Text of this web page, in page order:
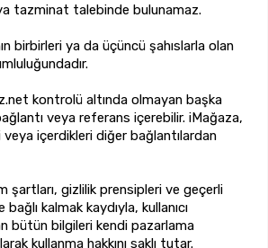
tazminat talebinde bulunamaz.
birbirleri ya da üçüncü şahıslarla olan
kontrolü altında olmayan başka
veya referans içerebilir. iMağaza,
içerdikleri diğer bağlantılardan
şartları, gizlilik prensipleri ve geçerli
kalmak kaydıyla, kullanıcı
bütün bilgileri kendi pazarlama
kullanma hakkını saklı tutar.